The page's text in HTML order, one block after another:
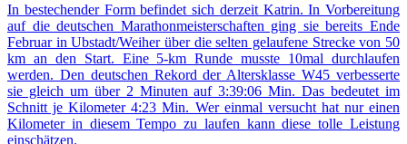
In bestechender Form befindet sich derzeit Katrin. In Vorbereitung
auf die deutschen Marathonmeisterschaften ging sie bereits Ende
Februar in Ubstadt/Weiher über die selten gelaufene Strecke von 50
km an den Start. Eine 5-km Runde musste 10mal durchlaufen
werden. Den deutschen Rekord der Altersklasse W45 verbesserte
sie gleich um über 2 Minuten auf 3:39:06 Min. Das bedeutet im
Schnitt je Kilometer 4:23 Min. Wer einmal versucht hat nur einen
Kilometer in diesem Tempo zu laufen kann diese tolle Leistung
einschätzen.